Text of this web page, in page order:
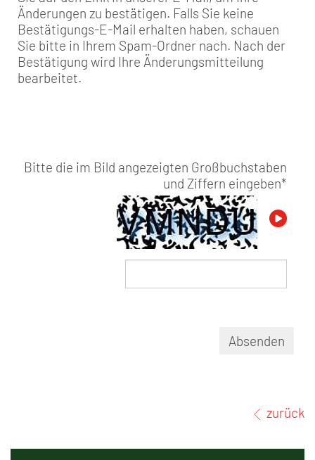
Änderungen zu bestätigen. Falls Sie keine
Bestätigungs-E-Mail erhalten haben, schauen
Sie bitte in Ihrem Spam-Ordner nach. Nach der
Bestätigung wird Ihre Änderungsmitteilung
bearbeitet.
Bitte die im Bild angezeigten Großbuchstaben
und Ziffern eingeben*
Absenden
zurück